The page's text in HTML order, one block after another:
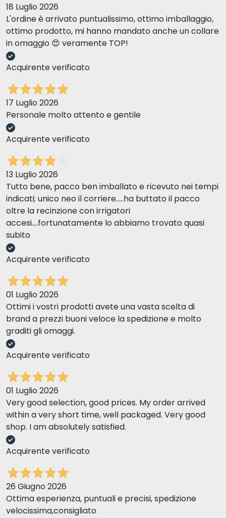
18 Luglio 2026
L'ordine è arrivato puntualissimo, ottimo imballaggio,
ottimo prodotto, mi hanno mandato anche un collare
in omaggio 😍 veramente TOP!
Acquirente verificato
17 Luglio 2026
Personale molto attento e gentile
Acquirente verificato
13 Luglio 2026
Tutto bene, pacco ben imballato e ricevuto nei tempi
indicati; unico neo il corriere.....ha buttato il pacco
oltre la recinzione con irrigatori
accesi....fortunatamente lo abbiamo trovato quasi
subito
Acquirente verificato
01 Luglio 2026
Ottimi i vostri prodotti avete una vasta scelta di
brand a prezzi buoni veloce la spedizione e molto
graditi gli omaggi.
Acquirente verificato
01 Luglio 2026
Very good selection, good prices. My order arrived
within a very short time, well packaged. Very good
shop. I am absolutely satisfied.
Acquirente verificato
26 Giugno 2026
Ottima esperienza, puntuali e precisi, spedizione
velocissima,consigliato